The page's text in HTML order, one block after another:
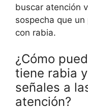
buscar atención
sospecha que
con rabia.
¿Cómo
tiene rabia
señales a
atención?